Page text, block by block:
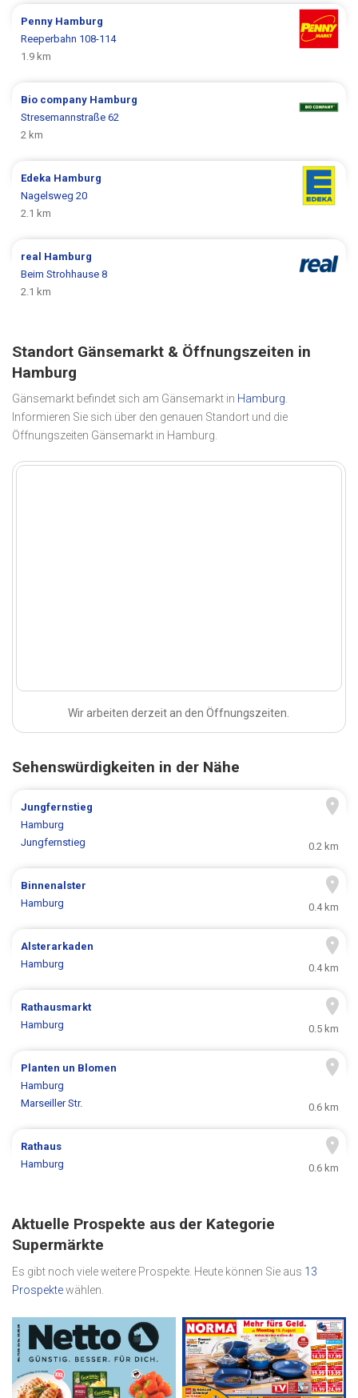
Penny Hamburg
Reeperbahn 108-114
1.9 km
Bio company Hamburg
Stresemannstraße 62
2 km
Edeka Hamburg
Nagelsweg 20
2.1 km
real Hamburg
Beim Strohhause 8
2.1 km
Standort Gänsemarkt & Öffnungszeiten in
Hamburg
Gänsemarkt befindet sich am Gänsemarkt in Hamburg.
Informieren Sie sich über den genauen Standort und die
Öffnungszeiten Gänsemarkt in Hamburg.
Wir arbeiten derzeit an den Öffnungszeiten.
Sehenswürdigkeiten in der Nähe
Jungfernstieg
Hamburg
Jungfernstieg
0.2 km
Binnenalster
Hamburg
0.4 km
Alsterarkaden
Hamburg
0.4 km
Rathausmarkt
Hamburg
0.5 km
Planten un Blomen
Hamburg
Marseiller Str.
0.6 km
Rathaus
Hamburg
0.6 km
Aktuelle Prospekte aus der Kategorie
Supermärkte
Es gibt noch viele weitere Prospekte. Heute können Sie aus 13
Prospektewählen.